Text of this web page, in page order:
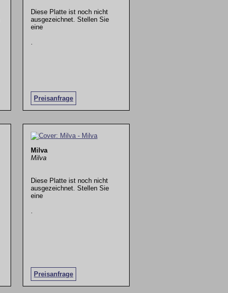
Diese Platte ist noch nicht
ausgezeichnet. Stellen Sie
eine
Preisanfrage
Milva
Milva
Diese Platte ist noch nicht
ausgezeichnet. Stellen Sie
eine
Preisanfrage